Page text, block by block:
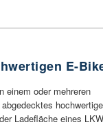
E-
einem oder mehreren
Ladefläche eines LKW